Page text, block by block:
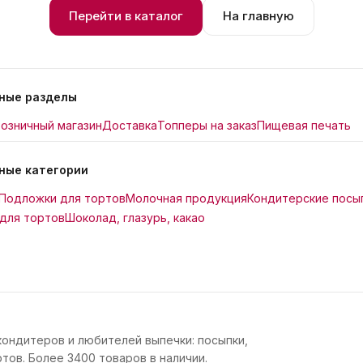
Перейти в каталог На главную
разделы
магазинДоставкаТопперы на заказПищевая печать
категории
для тортовМолочная продукцияКондитерские
тортовШоколад, глазурь, какао
и любителей выпечки: посыпки,
Более 3400 товаров в наличии.